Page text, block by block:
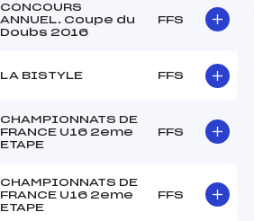
CONCOURS
ANNUEL. Coupe du
Doubs 2016
FFS
LA BISTYLE FFS
CHAMPIONNATS DE
FRANCE U16 2eme
ETAPE
FFS
CHAMPIONNATS DE
FRANCE U16 2eme
ETAPE
FFS